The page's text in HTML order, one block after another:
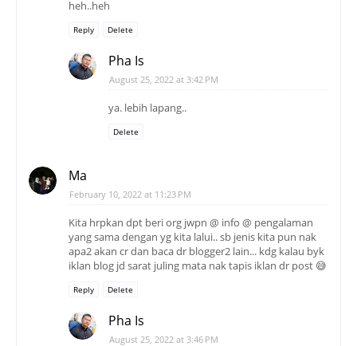
heh..heh
Reply Delete
Pha Is
August 25, 2022 at 3:42 PM
ya. lebih lapang..
Delete
Ma
February 10, 2022 at 11:23 PM
Kita hrpkan dpt beri org jwpn @ info @ pengalaman
yang sama dengan yg kita lalui.. sb jenis kita pun nak
apa2 akan cr dan baca dr blogger2 lain... kdg kalau byk
iklan blog jd sarat juling mata nak tapis iklan dr post 😅
Reply Delete
Pha Is
August 25, 2022 at 3:46 PM